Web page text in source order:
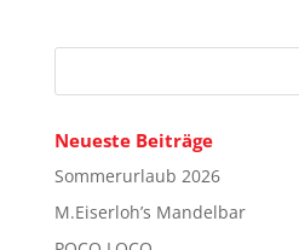
Neueste Beiträge
Sommerurlaub 2026
M.Eiserloh’s Mandelbar